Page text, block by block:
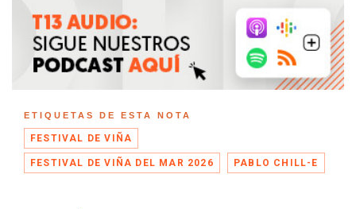
ETIQUETAS DE ESTA NOTA
FESTIVAL DE VIÑA
FESTIVAL DE VIÑA DEL MAR 2026 PABLO CHILL-E